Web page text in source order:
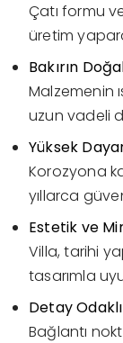
Çatı formu
üretim
Bakırın
Malzemenin
uzun vadeli
Yüksek
Korozyona
yıllarca
Estetik ve
Villa, tarihi
tasarımla
Detay
Bağlantı